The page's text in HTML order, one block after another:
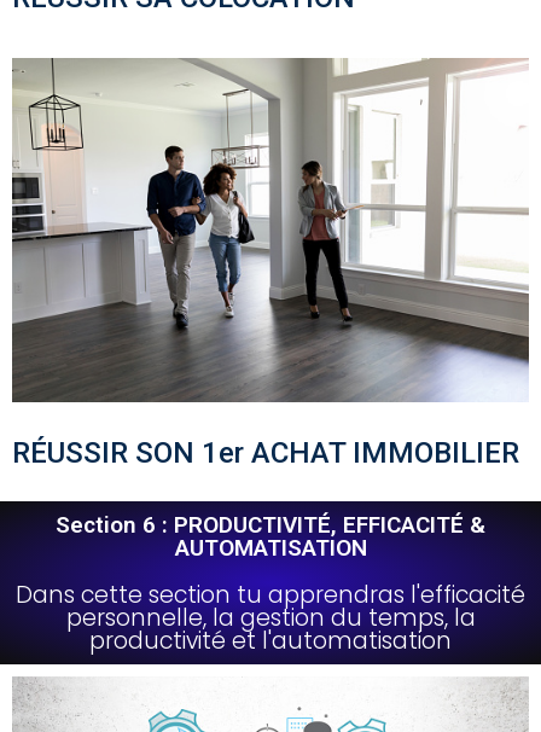
RÉUSSIR SON 1er ACHAT IMMOBILIER
Section 6 : PRODUCTIVITÉ, EFFICACITÉ &
AUTOMATISATION
Dans cette section tu apprendras l'efficacité
personnelle, la gestion du temps, la
productivité et l'automatisation